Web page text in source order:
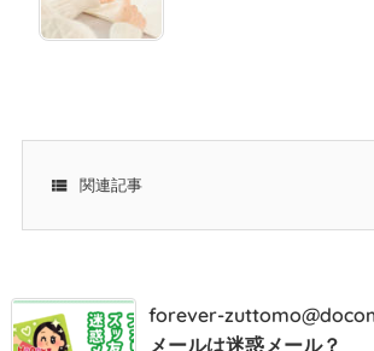
 関連記事
forever-
メールは迷惑メール？